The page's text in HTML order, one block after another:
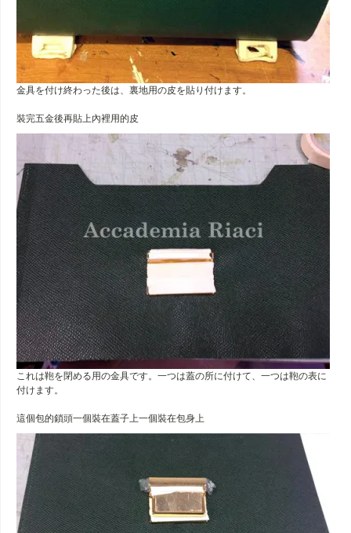
金具を付け終わった後は、裏地用の皮を貼り付けます。
裝完五金後再貼上內裡用的皮
これは鞄を閉める用の金具です。一つは蓋の所に付けて、一つは鞄の表に
付けます。
這個包的鎖頭一個裝在蓋子上一個裝在包身上